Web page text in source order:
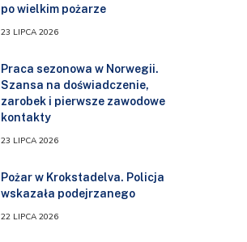
po wielkim pożarze
23 LIPCA 2026
Praca sezonowa w Norwegii.
Szansa na doświadczenie,
zarobek i pierwsze zawodowe
kontakty
23 LIPCA 2026
Pożar w Krokstadelva. Policja
wskazała podejrzanego
22 LIPCA 2026